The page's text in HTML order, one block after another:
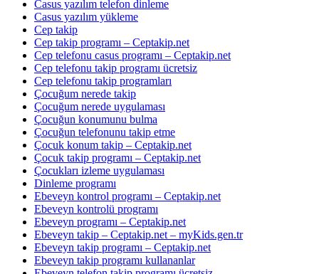
Casus yazılım telefon dinleme
Casus yazılım yükleme
Cep takip
Cep takip programı – Ceptakip.net
Cep telefonu casus programı – Ceptakip.net
Cep telefonu takip programı ücretsiz
Cep telefonu takip programları
Çocuğum nerede takip
Çocuğum nerede uygulaması
Çocuğun konumunu bulma
Çocuğun telefonunu takip etme
Çocuk konum takip – Ceptakip.net
Çocuk takip programı – Ceptakip.net
Çocukları izleme uygulaması
Dinleme programı
Ebeveyn kontrol programı – Ceptakip.net
Ebeveyn kontrolü programı
Ebeveyn programı – Ceptakip.net
Ebeveyn takip – Ceptakip.net – myKids.gen.tr
Ebeveyn takip programı – Ceptakip.net
Ebeveyn takip programı kullananlar